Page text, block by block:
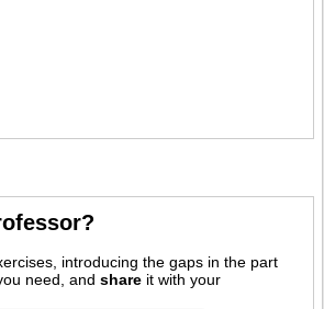
introducing the gaps in the part
need, andshare it with your